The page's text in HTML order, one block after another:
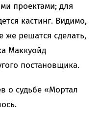
проектами; для
кастинг. Видимо,
же решатся сделать,
Маккуойд
постановщика.
о судьбе «Мортал